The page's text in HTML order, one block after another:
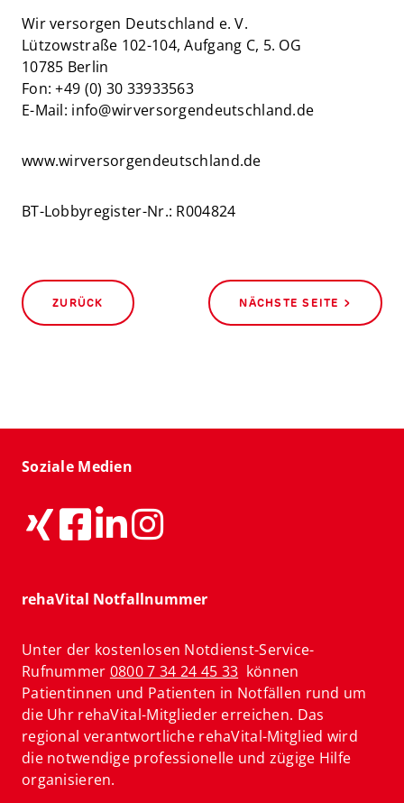
Wir versorgen Deutschland e. V.
Lützowstraße 102-104, Aufgang C, 5. OG
10785 Berlin
Fon: +49 (0) 30 33933563
E-Mail: info@wirversorgendeutschland.de
www.wirversorgendeutschland.de
BT-Lobbyregister-Nr.: R004824
ZURÜCK NÄCHSTE SEITE >
Soziale Medien
rehaVital Notfallnummer
Unter der kostenlosen Notdienst-Service-
Rufnummer 0800 7 34 24 45 33 können
Patientinnen und Patienten in Notfällen rund um
die Uhr rehaVital-Mitglieder erreichen. Das
regional verantwortliche rehaVital-Mitglied wird
die notwendige professionelle und zügige Hilfe
organisieren.